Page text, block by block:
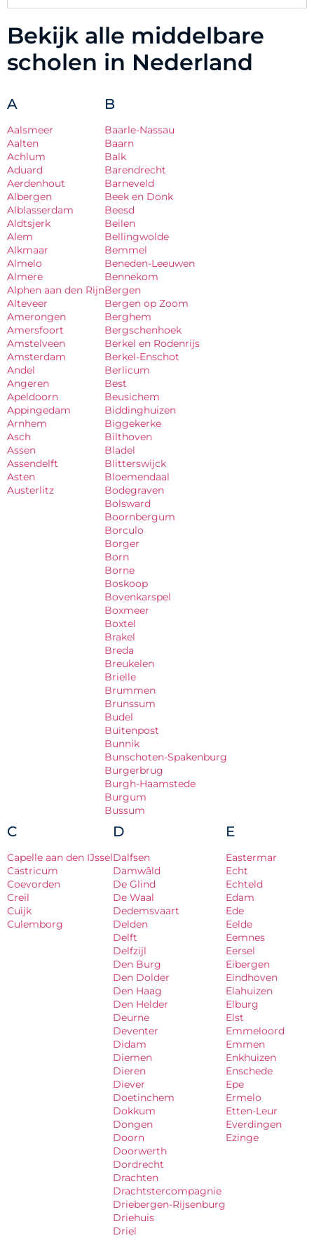
Bekijk alle middelbare
scholen in Nederland
A
Aalsmeer
Aalten
Achlum
Aduard
Aerdenhout
Albergen
Alblasserdam
Aldtsjerk
Alem
Alkmaar
Almelo
Almere
Alphen aan den Rijn
Alteveer
Amerongen
Amersfoort
Amstelveen
Amsterdam
Andel
Angeren
Apeldoorn
Appingedam
Arnhem
Asch
Assen
Assendelft
Asten
Austerlitz
B
Baarle-Nassau
Baarn
Balk
Barendrecht
Barneveld
Beek en Donk
Beesd
Beilen
Bellingwolde
Bemmel
Beneden-Leeuwen
Bennekom
Bergen
Bergen op Zoom
Berghem
Bergschenhoek
Berkel en Rodenrijs
Berkel-Enschot
Berlicum
Best
Beusichem
Biddinghuizen
Biggekerke
Bilthoven
Bladel
Blitterswijck
Bloemendaal
Bodegraven
Bolsward
Boornbergum
Borculo
Borger
Born
Borne
Boskoop
Bovenkarspel
Boxmeer
Boxtel
Brakel
Breda
Breukelen
Brielle
Brummen
Brunssum
Budel
Buitenpost
Bunnik
Bunschoten-Spakenburg
Burgerbrug
Burgh-Haamstede
Burgum
Bussum
C
Capelle aan den IJssel
Castricum
Coevorden
Creil
Cuijk
Culemborg
D
Dalfsen
Damwâld
De Glind
De Waal
Dedemsvaart
Delden
Delft
Delfzijl
Den Burg
Den Dolder
Den Haag
Den Helder
Deurne
Deventer
Didam
Diemen
Dieren
Diever
Doetinchem
Dokkum
Dongen
Doorn
Doorwerth
Dordrecht
Drachten
Drachtstercompagnie
Driebergen-Rijsenburg
Driehuis
Driel
E
Eastermar
Echt
Echteld
Edam
Ede
Eelde
Eemnes
Eersel
Eibergen
Eindhoven
Elahuizen
Elburg
Elst
Emmeloord
Emmen
Enkhuizen
Enschede
Epe
Ermelo
Etten-Leur
Everdingen
Ezinge